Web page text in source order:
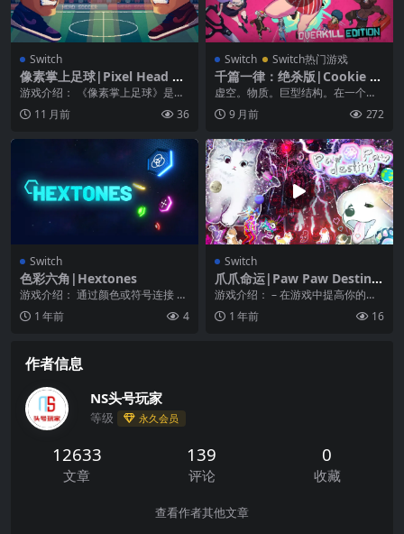
Switch
像素掌上足球|Pixel Head So
ccer
游戏介绍： 《像素掌上足球》是一
款动感十足的足球游戏，您必须使
用所有技能才能将球...
11 月前 36
Switch Switch热门游戏
千篇一律：绝杀版|Cookie C
utter: Overkill Edition中文
虚空。物质。巨型结构。在一个反
乌托邦的世界，有一个自大狂妄的
领袖决心揭示宇宙的秘...
9 月前 272
Switch
色彩六角|Hextones
游戏介绍： 通过颜色或符号连接 H
extones，在时空中跳跃光年，成为
伟大的宇...
1 年前 4
Switch
爪爪命运|Paw Paw Destiny
中文
游戏介绍： – 在游戏中提高你的幽
默感和艺术水平！ – ...
1 年前 16
作者信息
NS头号玩家
等级 永久会员
12633
文章
139
评论
0
收藏
查看作者其他文章